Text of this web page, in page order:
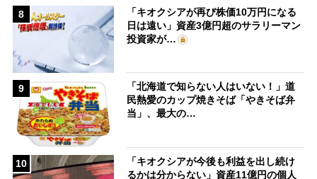
8
「キオクシアが再び株価10万円になる
日は遠い」資産3億円超のサラリーマン
投資家が…
9
「北海道で知らない人はいない！」道
民熱愛のカップ焼きそば「やきそば弁
当」、最大の…
10
「キオクシアが今後も利益を出し続け
るかは分からない」資産11億円の個人